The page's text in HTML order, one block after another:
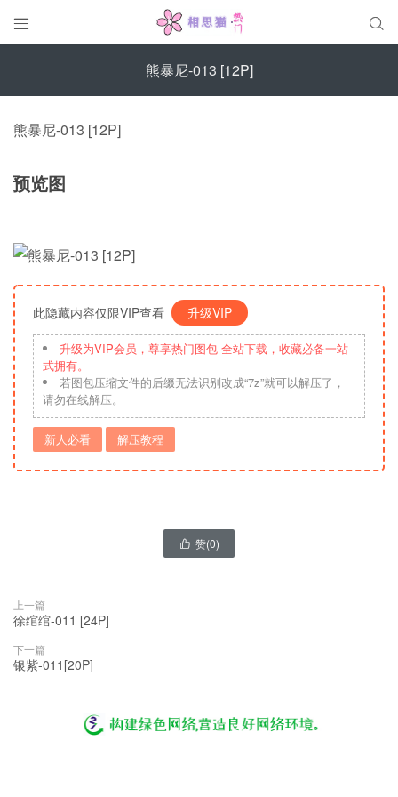
 
熊暴尼-013 [12P]
熊暴尼-013 [12P]
预览图
此隐藏内容仅限VIP查看 升级VIP
升级为VIP会员，尊享热门图包 全站下载，收藏必备一站
式拥有。
若图包压缩文件的后缀无法识别改成“7z”就可以解压了，
请勿在线解压。
新人必看 解压教程
 赞(0)
上一篇
徐绾绾-011 [24P]
下一篇
银紫-011[20P]